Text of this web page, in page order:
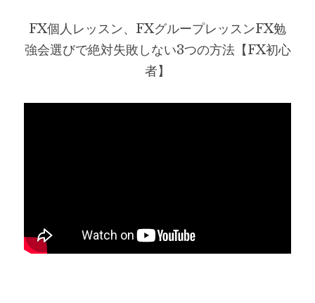
FX個人レッスン、FXグループレッスンFX勉
強会選びで絶対失敗しない3つの方法【FX初心
者】